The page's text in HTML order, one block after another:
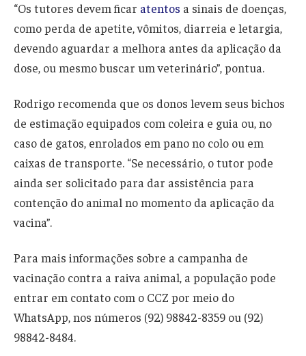
“Os tutores devem ficar atentos a sinais de doenças,
como perda de apetite, vômitos, diarreia e letargia,
devendo aguardar a melhora antes da aplicação da
dose, ou mesmo buscar um veterinário”, pontua.
Rodrigo recomenda que os donos levem seus bichos
de estimação equipados com coleira e guia ou, no
caso de gatos, enrolados em pano no colo ou em
caixas de transporte. “Se necessário, o tutor pode
ainda ser solicitado para dar assistência para
contenção do animal no momento da aplicação da
vacina”.
Para mais informações sobre a campanha de
vacinação contra a raiva animal, a população pode
entrar em contato com o CCZ por meio do
WhatsApp, nos números (92) 98842-8359 ou (92)
98842-8484.